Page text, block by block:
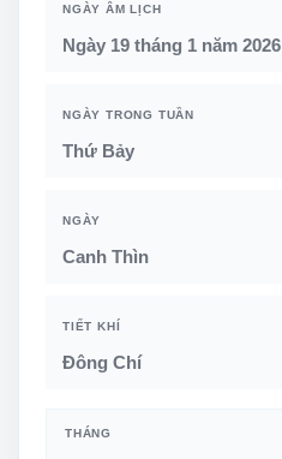
NGÀY ÂM LỊCH
Ngày 19 tháng 1 năm 2026
NGÀY TRONG TUẦN
Thứ Bảy
NGÀY
Canh Thìn
TIẾT KHÍ
Đông Chí
THÁNG